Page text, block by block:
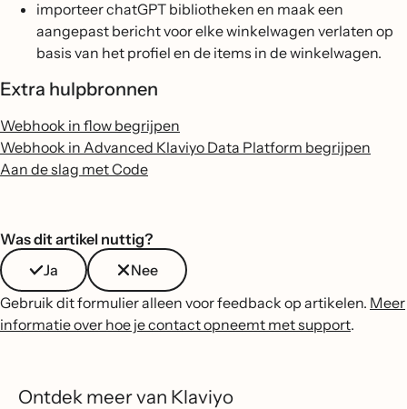
importeer chatGPT bibliotheken en maak een
aangepast bericht voor elke winkelwagen verlaten op
basis van het profiel en de items in de winkelwagen.
Extra hulpbronnen
Webhook in flow begrijpen
Webhook in Advanced Klaviyo Data Platform begrijpen
Aan de slag met Code
Was dit artikel nuttig?
Ja
Nee
Gebruik dit formulier alleen voor feedback op artikelen. Meer
informatie over hoe je contact opneemt met support.
Ontdek meer van Klaviyo